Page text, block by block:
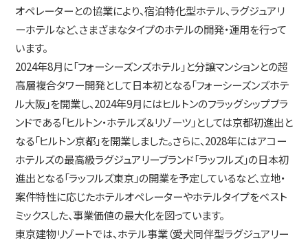
オペレーターとの協業により、宿泊特化型ホテル、ラグジュアリ
ーホテルなど、さまざまなタイプのホテルの開発・運⽤を⾏って
います。
2024年8⽉に「フォーシーズンズホテル」と分譲マンションとの超
高層複合タワー開発として日本初となる「フォーシーズンズホテ
ル⼤阪」を開業し、2024年9⽉にはヒルトンのフラッグシップブラ
ンドである「ヒルトン・ホテルズ＆リゾーツ」としては京都初進出と
なる「ヒルトン京都」を開業しました。さらに、2028年にはアコー
ホテルズの最⾼級ラグジュアリーブランド「ラッフルズ」の⽇本初
進出となる「ラッフルズ東京」の開業を予定しているなど、⽴地・
案件特性に応じたホテルオペレーターやホテルタイプをベスト
ミックスした、事業価値の最⼤化を図っています。
東京建物リゾートでは、ホテル事業（愛犬同伴型ラグジュアリー